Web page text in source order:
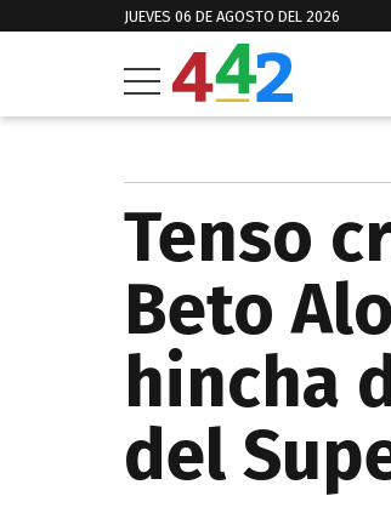
JUEVES 06 DE AGOSTO DEL 2026
Tenso
Beto
hincha
del